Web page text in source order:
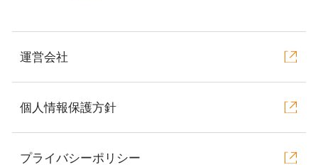
運営会社
個人情報保護方針
プライバシーポリシー